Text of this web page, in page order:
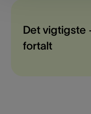
Det vigtigste
fortalt